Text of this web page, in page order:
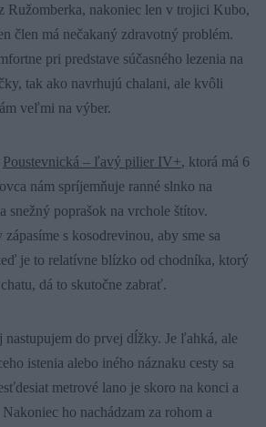
Ružomberka, nakoniec len v trojici Kubo,
člen má nečakaný zdravotný problém.
pri predstave súčasného lezenia na
tak ako navrhujú chalani, ale kvôli
veľmi na výber.
Poustevnická – ľavý pilier IV+, ktorá má 6
nám spríjemňuje ranné slnko na
snežný poprašok na vrchole štítov.
s kosodrevinou, aby sme sa
je to relatívne blízko od chodníka, ktorý
dá to skutočne zabrať.
nastupujem do prvej dĺžky. Je ľahká, ale
istenia alebo iného náznaku cesty sa
metrové lano je skoro na konci a
ho nachádzam za rohom a